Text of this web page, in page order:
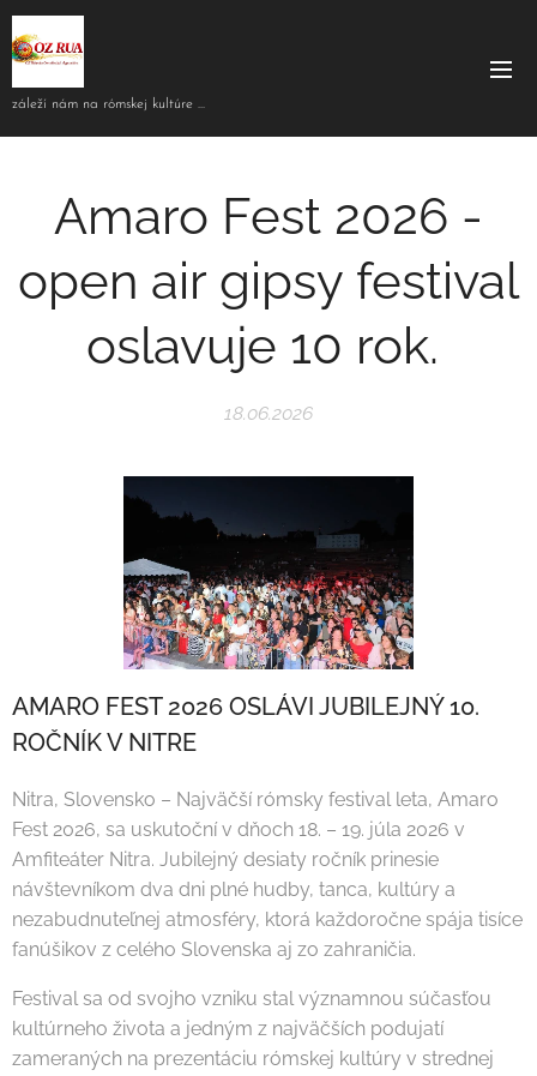
záleží nám na rómskej kultúre ...
Amaro Fest 2026 -
open air gipsy festival
oslavuje 10 rok.
18.06.2026
AMARO FEST 2026 OSLÁVI JUBILEJNÝ 10.
ROČNÍK V NITRE
Nitra, Slovensko – Najväčší rómsky festival leta, Amaro
Fest 2026, sa uskutoční v dňoch 18. – 19. júla 2026 v
Amfiteáter Nitra. Jubilejný desiaty ročník prinesie
návštevníkom dva dni plné hudby, tanca, kultúry a
nezabudnuteľnej atmosféry, ktorá každoročne spája tisíce
fanúšikov z celého Slovenska aj zo zahraničia.
Festival sa od svojho vzniku stal významnou súčasťou
kultúrneho života a jedným z najväčších podujatí
zameraných na prezentáciu rómskej kultúry v strednej